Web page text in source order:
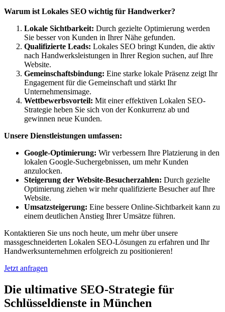
Warum ist Lokales SEO wichtig für Handwerker?
Lokale Sichtbarkeit: Durch gezielte Optimierung werden
Sie besser von Kunden in Ihrer Nähe gefunden.
Qualifizierte Leads: Lokales SEO bringt Kunden, die aktiv
nach Handwerksleistungen in Ihrer Region suchen, auf Ihre
Website.
Gemeinschaftsbindung: Eine starke lokale Präsenz zeigt Ihr
Engagement für die Gemeinschaft und stärkt Ihr
Unternehmensimage.
Wettbewerbsvorteil: Mit einer effektiven Lokalen SEO-
Strategie heben Sie sich von der Konkurrenz ab und
gewinnen neue Kunden.
Unsere Dienstleistungen umfassen:
Google-Optimierung: Wir verbessern Ihre Platzierung in den
lokalen Google-Suchergebnissen, um mehr Kunden
anzulocken.
Steigerung der Website-Besucherzahlen: Durch gezielte
Optimierung ziehen wir mehr qualifizierte Besucher auf Ihre
Website.
Umsatzsteigerung: Eine bessere Online-Sichtbarkeit kann zu
einem deutlichen Anstieg Ihrer Umsätze führen.
Kontaktieren Sie uns noch heute, um mehr über unsere
massgeschneiderten Lokalen SEO-Lösungen zu erfahren und Ihr
Handwerksunternehmen erfolgreich zu positionieren!
Jetzt anfragen
Die ultimative SEO-Strategie für
Schlüsseldienste in München